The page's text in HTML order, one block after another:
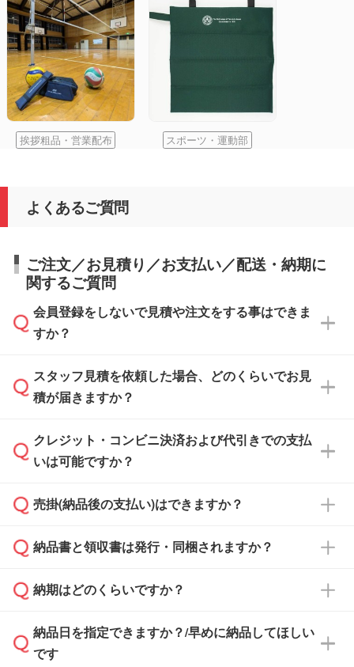
挨拶粗品・営業配布 スポーツ・運動部
よくあるご質問
ご注文／お見積り／お支払い／配送・納期に
関するご質問
会員登録をしないで見積や注文をする事はできま
すか？
可能です。見積・注文フォームにて『ゲストの
まま進む』ボタンからお進みのうえ、ご依頼く
スタッフ見積を依頼した場合、どのくらいでお見
積が届きますか？
通常、翌営業日までにお送りしております。混
雑状況によっては、お時間をいただくこともご
依頼いただいた場合は、翌営業日以降のご連絡
クレジット・コンビニ決済および代引きでの支払
いは可能ですか？
銀行振込のみのご対応となります。
売掛(納品後の支払い)はできますか？
基本的には先入金をお願いしておりますが、自
どの場合は、月末締め翌月末払いに対応可能で
また、卒業・卒園記念品で対策委員会や個人様
納品書と領収書は発行・同梱されますか？
納品書・領収書は ご依頼をいただいた場合の
ず、通常はPDFデータをメール添付でお送りし
ます。
納期はどのくらいですか？
・印刷する場合(500個程度)
ご入金、イメージ画像の校了から約2週間～2
納品日を指定できますか？/早めに納品してほしい
です